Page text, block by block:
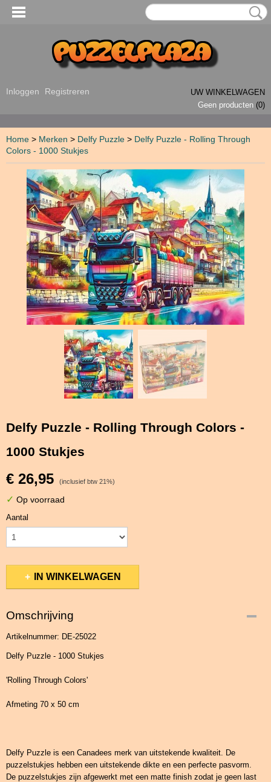
Inloggen Registreren
UW WINKELWAGEN
Geen producten (0)
Home > Merken > Delfy Puzzle > Delfy Puzzle - Rolling Through
Colors - 1000 Stukjes
Delfy Puzzle - Rolling Through Colors -
1000 Stukjes
€ 26,95 (inclusief btw 21%)
✓ Op voorraad
Aantal
IN WINKELWAGEN
Omschrijving
Artikelnummer: DE-25022
Delfy Puzzle - 1000 Stukjes
'Rolling Through Colors'
Afmeting 70 x 50 cm
Delfy Puzzle is een Canadees merk van uitstekende kwaliteit. De
puzzelstukjes hebben een uitstekende dikte en een perfecte pasvorm.
De puzzelstukjes zijn afgewerkt met een matte finish zodat je geen last